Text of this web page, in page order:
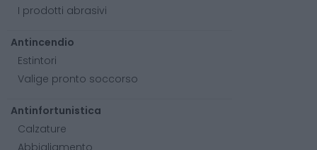
I prodotti abrasivi
Antincendio
Estintori
Valige pronto soccorso
Antinfortunistica
Calzature
Abbigliamento